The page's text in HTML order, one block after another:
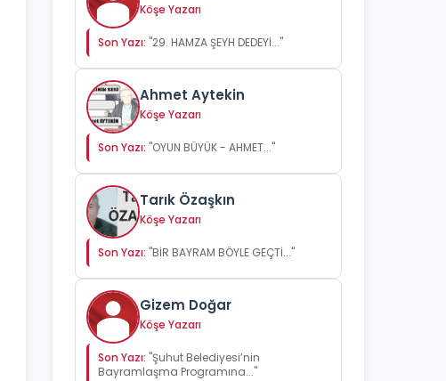
Köşe Yazarı
Son Yazı: "29. HAMZA ŞEYH DEDEYİ..."
Ahmet Aytekin
Köşe Yazarı
Son Yazı: "OYUN BÜYÜK - AHMET..."
Tarık Özaşkın
Köşe Yazarı
Son Yazı: "BİR BAYRAM BÖYLE GEÇTİ..."
Gizem Doğar
Köşe Yazarı
Son Yazı: "Şuhut Belediyesi’nin
Bayramlaşma Programına..."